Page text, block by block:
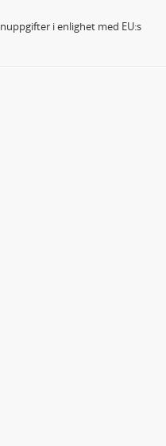
i enlighet med EU:s